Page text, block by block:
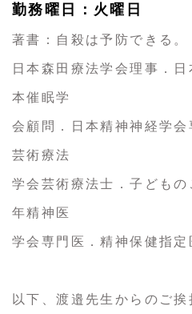
勤務曜日：火曜日
著書：自殺は予防できる。
日本森田療法学会理事．
本催眠学
会顧問．日本精神神経学
芸術療法
学会芸術療法士．子ども
年精神医
学会専門医．精神保健指定
以下、渡邉先生からのご挨